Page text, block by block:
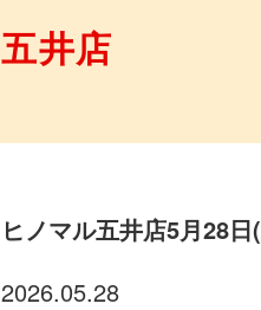
五井店
ヒノマル五井店5月28
2026.05.28